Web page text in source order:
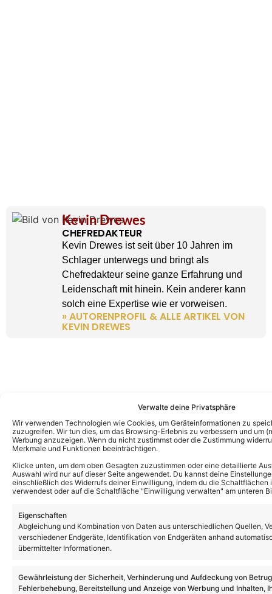
Verwalte deine Privatsphäre
Wir verwenden Technologien wie Cookies, um Geräteinformationen zu
zuzugreifen. Wir tun dies, um das Browsing-Erlebnis zu verbessern und um
Werbung anzuzeigen. Wenn du nicht zustimmst oder die Zustimmung
Merkmale und Funktionen beeinträchtigen.
Klicke unten, um dem oben Gesagten zuzustimmen oder eine detaillierte
Auswahl wird nur auf dieser Seite angewendet. Du kannst deine
einschließlich des Widerrufs deiner Einwilligung, indem du die
verwendest oder auf die Schaltfläche "Einwilligung verwalten" am unteren
Eigenschaften
Abgleichung und Kombination von Daten aus unterschiedlichen Quellen,
verschiedener Endgeräte, Identifikation von Endgeräten anhand
übermittelter Informationen.
Gewährleistung der Sicherheit, Verhinderung und Aufdeckung von
Fehlerbehebung, Bereitstellung und Anzeige von Werbung und Inhalten,
Kevin Drewes
CHEFREDAKTEUR
Kevin Drewes ist seit über 10 Jahren im
Schlager unterwegs und bringt als
Chefredakteur seine ganze Erfahrung und
Leidenschaft mit hinein. Kein anderer kann
solch eine Expertise wie er vorweisen.
» AUTORENPROFIL & ALLE ARTIKEL VON
KEVIN DREWES